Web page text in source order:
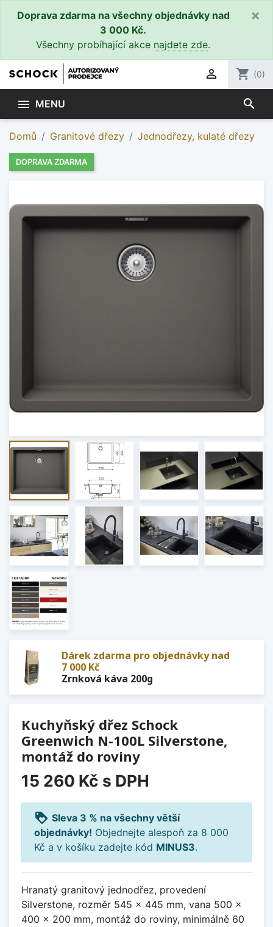
Doprava zdarma na všechny objednávky nad
3 000 Kč.
Všechny probíhající akce najdete zde.
×
 shopping_cart (0)
 MENU search
Domů Granitové dřezy Jednodřezy, kulaté dřezy
DOPRAVA ZDARMA
Dárek zdarma pro objednávky nad
7 000 Kč
Zrnková káva 200g
Kuchyňský dřez Schock
Greenwich N-100L Silverstone,
montáž do roviny
15 260 Kč s DPH
loyalty Sleva 3 % na všechny větší
objednávky! Objednejte alespoň za 8 000
Kč a v košíku zadejte kód MINUS3.
Hranatý granitový jednodřez, provedení
Silverstone, rozměr 545 x 445 mm, vana 500 x
400 x 200 mm, montáž do roviny, minimálně 60